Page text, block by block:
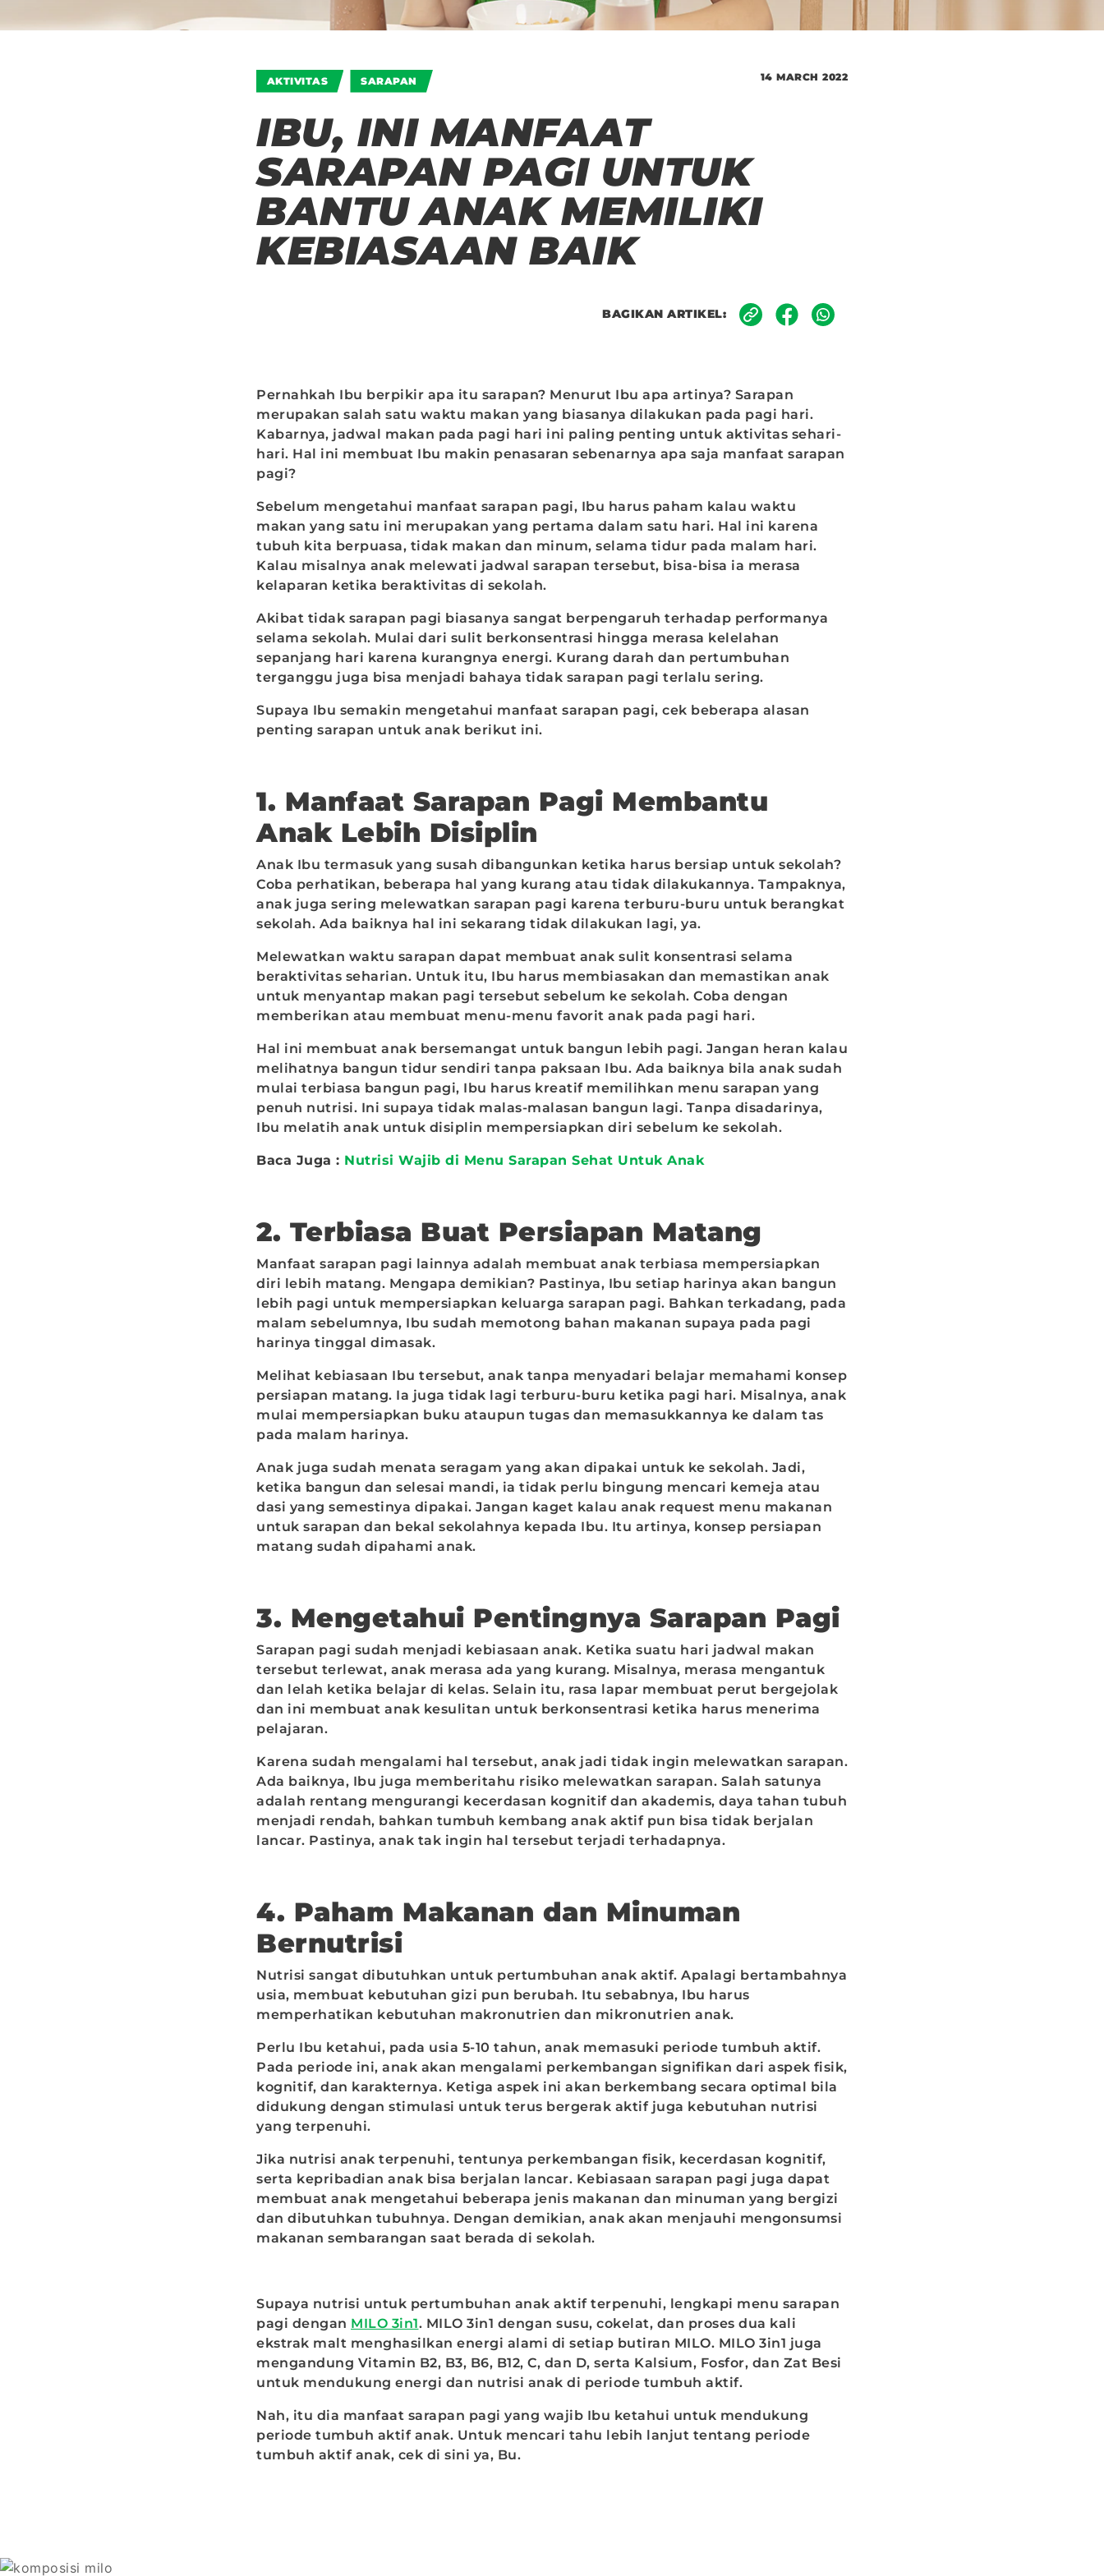
AKTIVITAS SARAPAN 14 MARCH 2022
IBU, INI MANFAAT
SARAPAN PAGI UNTUK
BANTU ANAK MEMILIKI
KEBIASAAN BAIK
BAGIKAN ARTIKEL:
Pernahkah Ibu berpikir apa itu sarapan? Menurut Ibu apa artinya? Sarapan
merupakan salah satu waktu makan yang biasanya dilakukan pada pagi hari.
Kabarnya, jadwal makan pada pagi hari ini paling penting untuk aktivitas sehari-
hari. Hal ini membuat Ibu makin penasaran sebenarnya apa saja manfaat sarapan
pagi?
Sebelum mengetahui manfaat sarapan pagi, Ibu harus paham kalau waktu
makan yang satu ini merupakan yang pertama dalam satu hari. Hal ini karena
tubuh kita berpuasa, tidak makan dan minum, selama tidur pada malam hari.
Kalau misalnya anak melewati jadwal sarapan tersebut, bisa-bisa ia merasa
kelaparan ketika beraktivitas di sekolah.
Akibat tidak sarapan pagi biasanya sangat berpengaruh terhadap performanya
selama sekolah. Mulai dari sulit berkonsentrasi hingga merasa kelelahan
sepanjang hari karena kurangnya energi. Kurang darah dan pertumbuhan
terganggu juga bisa menjadi bahaya tidak sarapan pagi terlalu sering.
Supaya Ibu semakin mengetahui manfaat sarapan pagi, cek beberapa alasan
penting sarapan untuk anak berikut ini.
1. Manfaat Sarapan Pagi Membantu
Anak Lebih Disiplin
Anak Ibu termasuk yang susah dibangunkan ketika harus bersiap untuk sekolah?
Coba perhatikan, beberapa hal yang kurang atau tidak dilakukannya. Tampaknya,
anak juga sering melewatkan sarapan pagi karena terburu-buru untuk berangkat
sekolah. Ada baiknya hal ini sekarang tidak dilakukan lagi, ya.
Melewatkan waktu sarapan dapat membuat anak sulit konsentrasi selama
beraktivitas seharian. Untuk itu, Ibu harus membiasakan dan memastikan anak
untuk menyantap makan pagi tersebut sebelum ke sekolah. Coba dengan
memberikan atau membuat menu-menu favorit anak pada pagi hari.
Hal ini membuat anak bersemangat untuk bangun lebih pagi. Jangan heran kalau
melihatnya bangun tidur sendiri tanpa paksaan Ibu. Ada baiknya bila anak sudah
mulai terbiasa bangun pagi, Ibu harus kreatif memilihkan menu sarapan yang
penuh nutrisi. Ini supaya tidak malas-malasan bangun lagi. Tanpa disadarinya,
Ibu melatih anak untuk disiplin mempersiapkan diri sebelum ke sekolah.
Baca Juga : Nutrisi Wajib di Menu Sarapan Sehat Untuk Anak
2. Terbiasa Buat Persiapan Matang
Manfaat sarapan pagi lainnya adalah membuat anak terbiasa mempersiapkan
diri lebih matang. Mengapa demikian? Pastinya, Ibu setiap harinya akan bangun
lebih pagi untuk mempersiapkan keluarga sarapan pagi. Bahkan terkadang, pada
malam sebelumnya, Ibu sudah memotong bahan makanan supaya pada pagi
harinya tinggal dimasak.
Melihat kebiasaan Ibu tersebut, anak tanpa menyadari belajar memahami konsep
persiapan matang. Ia juga tidak lagi terburu-buru ketika pagi hari. Misalnya, anak
mulai mempersiapkan buku ataupun tugas dan memasukkannya ke dalam tas
pada malam harinya.
Anak juga sudah menata seragam yang akan dipakai untuk ke sekolah. Jadi,
ketika bangun dan selesai mandi, ia tidak perlu bingung mencari kemeja atau
dasi yang semestinya dipakai. Jangan kaget kalau anak request menu makanan
untuk sarapan dan bekal sekolahnya kepada Ibu. Itu artinya, konsep persiapan
matang sudah dipahami anak.
3. Mengetahui Pentingnya Sarapan Pagi
Sarapan pagi sudah menjadi kebiasaan anak. Ketika suatu hari jadwal makan
tersebut terlewat, anak merasa ada yang kurang. Misalnya, merasa mengantuk
dan lelah ketika belajar di kelas. Selain itu, rasa lapar membuat perut bergejolak
dan ini membuat anak kesulitan untuk berkonsentrasi ketika harus menerima
pelajaran.
Karena sudah mengalami hal tersebut, anak jadi tidak ingin melewatkan sarapan.
Ada baiknya, Ibu juga memberitahu risiko melewatkan sarapan. Salah satunya
adalah rentang mengurangi kecerdasan kognitif dan akademis, daya tahan tubuh
menjadi rendah, bahkan tumbuh kembang anak aktif pun bisa tidak berjalan
lancar. Pastinya, anak tak ingin hal tersebut terjadi terhadapnya.
4. Paham Makanan dan Minuman
Bernutrisi
Nutrisi sangat dibutuhkan untuk pertumbuhan anak aktif. Apalagi bertambahnya
usia, membuat kebutuhan gizi pun berubah. Itu sebabnya, Ibu harus
memperhatikan kebutuhan makronutrien dan mikronutrien anak.
Perlu Ibu ketahui, pada usia 5-10 tahun, anak memasuki periode tumbuh aktif.
Pada periode ini, anak akan mengalami perkembangan signifikan dari aspek fisik,
kognitif, dan karakternya. Ketiga aspek ini akan berkembang secara optimal bila
didukung dengan stimulasi untuk terus bergerak aktif juga kebutuhan nutrisi
yang terpenuhi.
Jika nutrisi anak terpenuhi, tentunya perkembangan fisik, kecerdasan kognitif,
serta kepribadian anak bisa berjalan lancar. Kebiasaan sarapan pagi juga dapat
membuat anak mengetahui beberapa jenis makanan dan minuman yang bergizi
dan dibutuhkan tubuhnya. Dengan demikian, anak akan menjauhi mengonsumsi
makanan sembarangan saat berada di sekolah.
Supaya nutrisi untuk pertumbuhan anak aktif terpenuhi, lengkapi menu sarapan
pagi dengan MILO 3in1. MILO 3in1 dengan susu, cokelat, dan proses dua kali
ekstrak malt menghasilkan energi alami di setiap butiran MILO. MILO 3in1 juga
mengandung Vitamin B2, B3, B6, B12, C, dan D, serta Kalsium, Fosfor, dan Zat Besi
untuk mendukung energi dan nutrisi anak di periode tumbuh aktif.
Nah, itu dia manfaat sarapan pagi yang wajib Ibu ketahui untuk mendukung
periode tumbuh aktif anak. Untuk mencari tahu lebih lanjut tentang periode
tumbuh aktif anak, cek di sini ya, Bu.